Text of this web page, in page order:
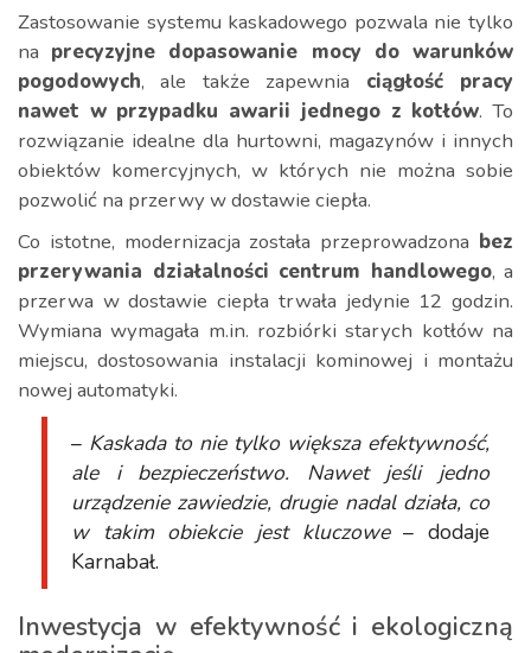
Zastosowanie systemu kaskadowego pozwala nie tylko
na precyzyjne dopasowanie mocy do warunków
pogodowych, ale także zapewnia ciągłość pracy
nawet w przypadku awarii jednego z kotłów. To
rozwiązanie idealne dla hurtowni, magazynów i innych
obiektów komercyjnych, w których nie można sobie
pozwolić na przerwy w dostawie ciepła.
Co istotne, modernizacja została przeprowadzona bez
przerywania działalności centrum handlowego, a
przerwa w dostawie ciepła trwała jedynie 12 godzin.
Wymiana wymagała m.in. rozbiórki starych kotłów na
miejscu, dostosowania instalacji kominowej i montażu
nowej automatyki.
– Kaskada to nie tylko większa efektywność,
ale i bezpieczeństwo. Nawet jeśli jedno
urządzenie zawiedzie, drugie nadal działa, co
w takim obiekcie jest kluczowe– dodaje
Karnabał.
Inwestycja w efektywność i ekologiczną